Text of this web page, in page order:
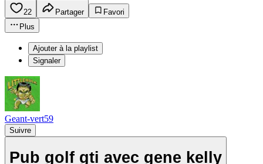
22 Partager
Favori
Plus
Ajouter à la playlist
Signaler
Geant-vert59
Suivre
Pub golf gti avec gene kelly